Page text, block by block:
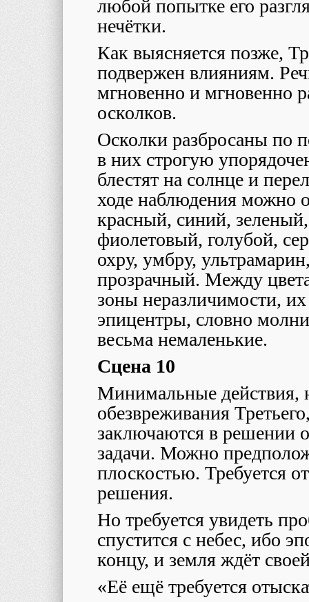
любой попытке его
нечётки.
Как выясняется позже,
подвержен влияниям.
мгновенно и мгновенно
осколков.
Осколки разбросаны по
в них строгую
блестят на солнце и
ходе наблюдения можно
красный, синий,
фиолетовый, голубой,
охру, умбру,
прозрачный. Между
зоны неразличимости,
эпицентры, словно
весьма немаленькие.
Сцена 10
Минимальные действия,
обезвреживания
заключаются в решении
задачи. Можно
плоскостью. Требуется
решения.
Но требуется увидеть
спустится с небес, ибо
концу, и земля ждёт
«Её ещё требуется